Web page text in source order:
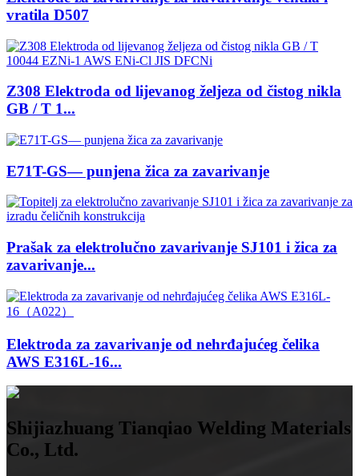
vratila D507
Z308 Elektroda od lijevanog željeza od čistog nikla
GB / T 1...
E71T-GS— punjena žica za zavarivanje
Prašak za elektrolučno zavarivanje SJ101 i žica za
zavarivanje...
Elektroda za zavarivanje od nehrđajućeg čelika
AWS E316L-16...
Shijiazhuang Tianqiao Welding Materials
Co., Ltd.